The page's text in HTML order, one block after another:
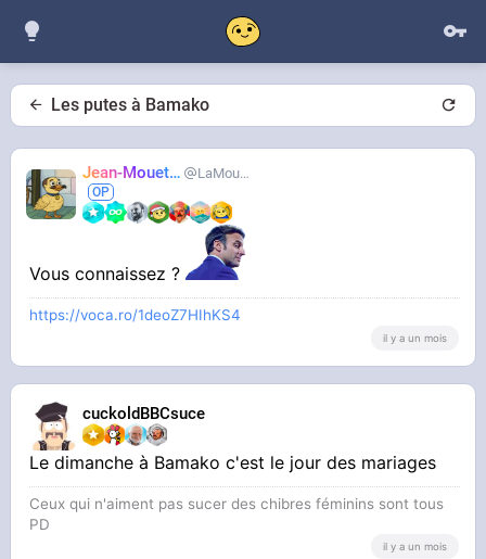
Les putes à Bamako
Jean-Mouette LaMouetteAhi
Vous connaissez ?
https://voca.ro/1deoZ7HIhKS4
il y a un mois
cuckoldBBCsuce
Le dimanche à Bamako c'est le jour des mariages
Ceux qui n'aiment pas sucer des chibres féminins sont tous
PD
il y a un mois